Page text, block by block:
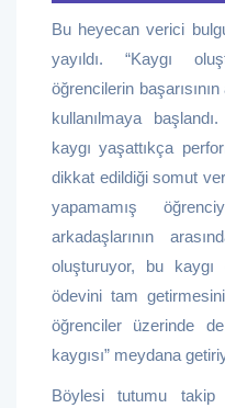
Bu heyecan verici
yayıldı. “Kaygı
öğrencilerin
kullanılmaya
kaygı yaşattıkça
dikkat edildiği somut
yapamamış
arkadaşlarının
oluşturuyor, bu
ödevini tam
öğrenciler üzerinde
kaygısı” meydana
Böylesi tutumu takip